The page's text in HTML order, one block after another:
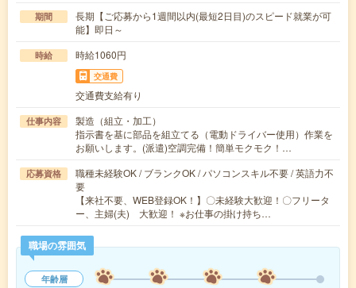
期間
長期【ご応募から1週間以内(最短2日目)のスピード就業が可
能】即日～
時給 時給1060円
交通費
交通費支給有り
仕事内容
製造（組立・加工）
指示書を基に部品を組立てる（電動ドライバー使用）作業を
お願いします。(派遣)空調完備！簡単モクモク！…
応募資格
職種未経験OK / ブランクOK / パソコンスキル不要 / 英語力不
要
【来社不要、WEB登録OK！】〇未経験大歓迎！〇フリータ
ー、主婦(夫) 大歓迎！ ※お仕事の掛け持ち…
職場の雰囲気
年齢層